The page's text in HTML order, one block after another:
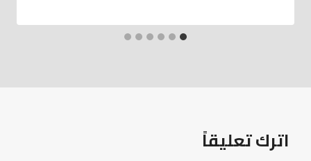
اترك تعليقاً